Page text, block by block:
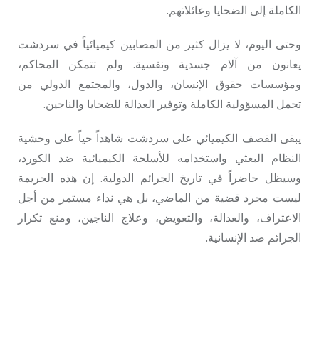
الكاملة إلى الضحايا وعائلاتهم.
وحتى اليوم، لا يزال كثير من المصابين كيميائياً في سردشت
يعانون من آلام جسدية ونفسية. ولم تتمكن المحاكم،
ومؤسسات حقوق الإنسان، والدول، والمجتمع الدولي من
تحمل المسؤولية الكاملة وتوفير العدالة للضحايا والناجين.
يبقى القصف الكيميائي على سردشت شاهداً حياً على وحشية
النظام البعثي واستخدامه للأسلحة الكيميائية ضد الكورد،
وسيظل حاضراً في تاريخ الجرائم الدولية. إن هذه الجريمة
ليست مجرد قضية من الماضي، بل هي نداء مستمر من أجل
الاعتراف، والعدالة، والتعويض، وعلاج الناجين، ومنع تكرار
الجرائم ضد الإنسانية.